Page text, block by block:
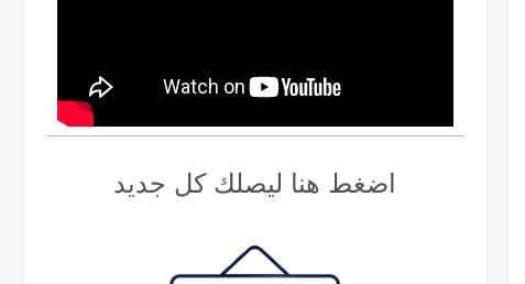
اضغط هنا ليصلك كل جديد